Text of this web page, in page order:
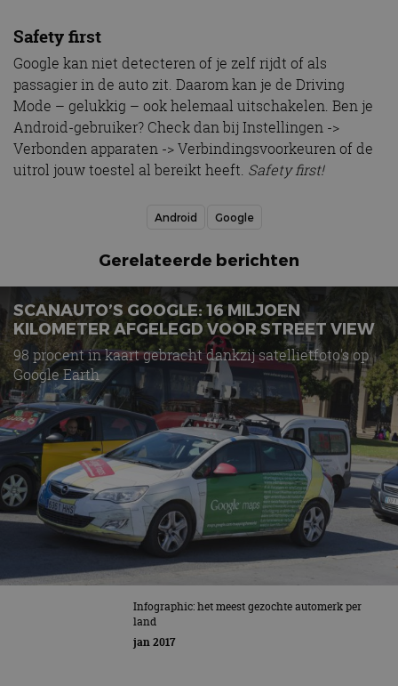
Safety first
Google kan niet detecteren of je zelf rijdt of als
passagier in de auto zit. Daarom kan je de Driving
Mode – gelukkig – ook helemaal uitschakelen. Ben je
Android-gebruiker? Check dan bij Instellingen ->
Verbonden apparaten -> Verbindingsvoorkeuren of de
uitrol jouw toestel al bereikt heeft. Safety first!
Android Google
Gerelateerde berichten
SCANAUTO’S GOOGLE: 16 MILJOEN
KILOMETER AFGELEGD VOOR STREET VIEW
98 procent in kaart gebracht dankzij satellietfoto's op
Google Earth
Infographic: het meest gezochte automerk per
land
jan 2017